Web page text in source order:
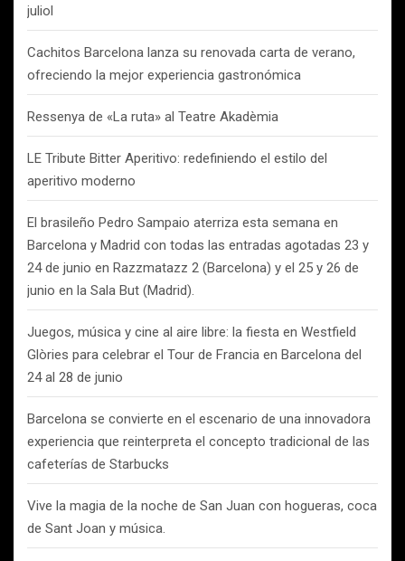
juliol
Cachitos Barcelona lanza su renovada carta de verano,
ofreciendo la mejor experiencia gastronómica
Ressenya de «La ruta» al Teatre Akadèmia
LE Tribute Bitter Aperitivo: redefiniendo el estilo del
aperitivo moderno
El brasileño Pedro Sampaio aterriza esta semana en
Barcelona y Madrid con todas las entradas agotadas 23 y
24 de junio en Razzmatazz 2 (Barcelona) y el 25 y 26 de
junio en la Sala But (Madrid).
Juegos, música y cine al aire libre: la fiesta en Westfield
Glòries para celebrar el Tour de Francia en Barcelona del
24 al 28 de junio
Barcelona se convierte en el escenario de una innovadora
experiencia que reinterpreta el concepto tradicional de las
cafeterías de Starbucks
Vive la magia de la noche de San Juan con hogueras, coca
de Sant Joan y música.